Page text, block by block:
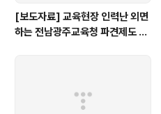
[보도자료] 교육현장 인력난 외면
하는 전남광주교육청 파견제도 재